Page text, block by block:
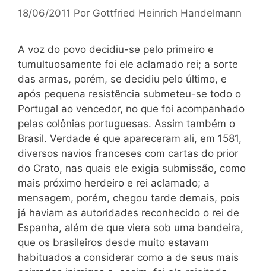
18/06/2011 Por Gottfried Heinrich Handelmann
A voz do povo decidiu-se pelo primeiro e
tumultuosamente foi ele aclamado rei; a sorte
das armas, porém, se decidiu pelo último, e
após pequena resistência submeteu-se todo o
Portugal ao vencedor, no que foi acompanhado
pelas colônias portuguesas. Assim também o
Brasil. Verdade é que apareceram ali, em 1581,
diversos navios franceses com cartas do prior
do Crato, nas quais ele exigia submissão, como
mais próximo herdeiro e rei aclamado; a
mensagem, porém, chegou tarde demais, pois
já haviam as autoridades reconhecido o rei de
Espanha, além de que viera sob uma bandeira,
que os brasileiros desde muito estavam
habituados a considerar como a de seus mais